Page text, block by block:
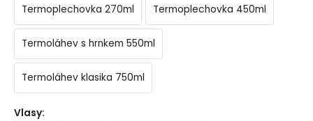
Termoplechovka 270ml
Termoplechovka 450ml
Termoláhev s hrnkem 550ml
Termoláhev klasika 750ml
Vlasy: